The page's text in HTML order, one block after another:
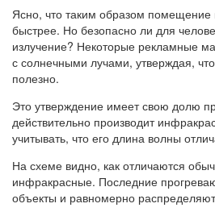
Ясно, что таким образом помещение
быстрее. Но безопасно ли для
излучение? Некоторые рекламные
с солнечными лучами, утверждая,
полезно.
Это утверждение имеет свою долю
действительно производит
учитывать, что его длина волны
На схеме видно, как отличаются
инфракрасные. Последние
объекты и равномерно